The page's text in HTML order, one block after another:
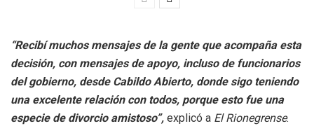
“Recibí muchos mensajes de la gente que acompaña esta
decisión, con mensajes de apoyo, incluso de funcionarios
del gobierno, desde Cabildo Abierto, donde sigo teniendo
una excelente relación con todos, porque esto fue una
especie de divorcio amistoso”, explicó a El Rionegrense.